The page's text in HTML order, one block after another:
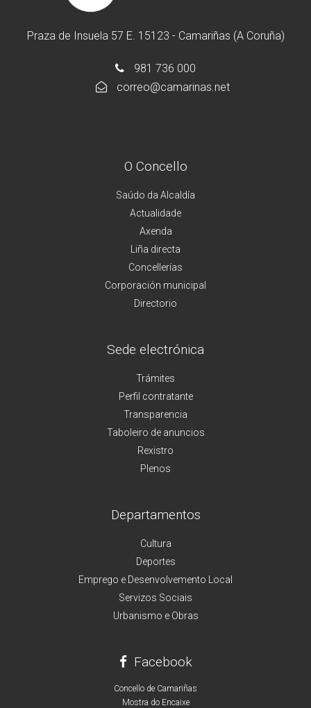
Praza de Insuela 57 E. 15123 - Camariñas (A Coruña)
981 736 000
correo@camarinas.net
O Concello
Saúdo da Alcaldía
Actualidade
Axenda
Liña directa
Concellerías
Corporación municipal
Directorio
Sede electrónica
Trámites
Perfil contratante
Transparencia
Taboleiro de anuncios
Rexistro
Plenos
Departamentos
Cultura
Deportes
Emprego e Desenvolvemento Local
Servizos Sociais
Urbanismo e Obras
Facebook
Concello de Camariñas
Mostra do Encaixe